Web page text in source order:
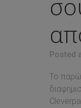
Posted
Το